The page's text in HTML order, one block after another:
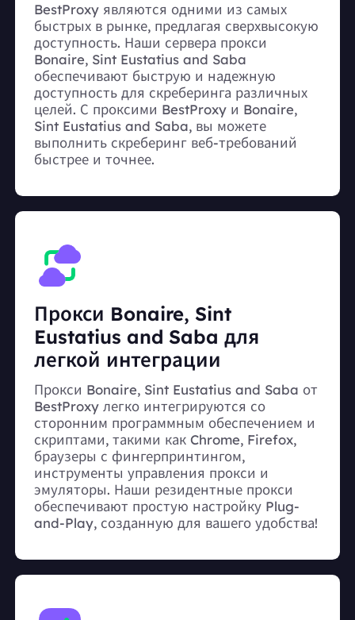
BestProxy являются одними из самых
быстрых в рынке, предлагая сверхвысокую
доступность. Наши сервера прокси
Bonaire, Sint Eustatius and Saba
обеспечивают быструю и надежную
доступность для скреберинга различных
целей. С проксими BestProxy и Bonaire,
Sint Eustatius and Saba, вы можете
выполнить скреберинг веб-требований
быстрее и точнее.
Прокси Bonaire, Sint
Eustatius and Saba для
легкой интеграции
Прокси Bonaire, Sint Eustatius and Saba от
BestProxy легко интегрируются со
сторонним программным обеспечением и
скриптами, такими как Chrome, Firefox,
браузеры с фингерпринтингом,
инструменты управления прокси и
эмуляторы. Наши резидентные прокси
обеспечивают простую настройку Plug-
and-Play, созданную для вашего удобства!